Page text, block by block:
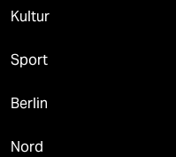
Kultur
Sport
Berlin
Nord